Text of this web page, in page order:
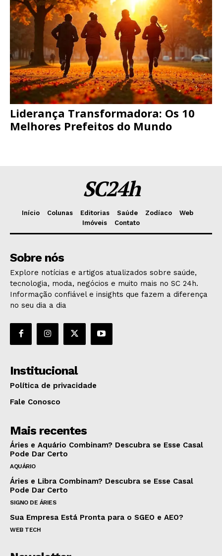
Liderança Transformadora: Os 10
Melhores Prefeitos do Mundo
SC24h
Início Colunas Editorias Saúde Zodíaco
Web
Imóveis
Contato
Sobre nós
Explore notícias e artigos atualizados sobre saúde,
tecnologia, moda, negócios e muito mais no SC 24h.
Informação confiável e insights que fazem a diferença
no seu dia a dia
Institucional
Política de privacidade
Fale Conosco
Mais recentes
Áries e Aquário Combinam? Descubra se Esse Casal
Pode Dar Certo
AQUÁRIO
Áries e Libra Combinam? Descubra se Esse Casal
Pode Dar Certo
SIGNO DE ÁRIES
Sua Empresa Está Pronta para o SGEO e AEO?
WEB TECH